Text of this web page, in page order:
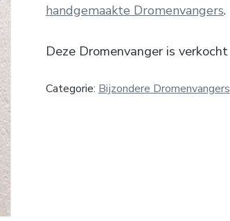
handgemaakte Dromenvangers.
Deze Dromenvanger is verkocht
Categorie: Bijzondere Dromenvangers